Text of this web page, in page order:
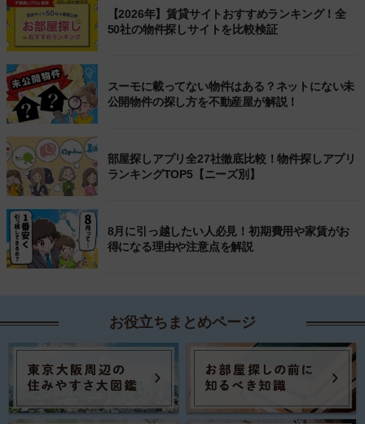
【2026年】賃貸サイトおすすめランキング！全
50社の物件探しサイトを比較検証
スーモに載ってない物件はある？ネットにない未
公開物件の探し方を不動産屋が解説！
部屋探しアプリ全27社徹底比較！物件探しアプリ
ランキングTOP5【ニーズ別】
8月に引っ越したい人必見！初期費用や家賃がお
得になる理由や注意点を解説
お役立ちまとめページ